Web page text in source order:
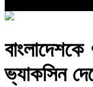
ভ্যাকসিন